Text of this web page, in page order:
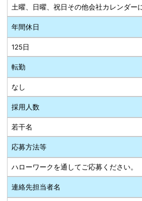
土曜、日曜、祝日その他会社カレンダー
年間休日
125日
転勤
なし
採用人数
若干名
応募方法等
ハローワークを通してご応募ください。
連絡先担当者名